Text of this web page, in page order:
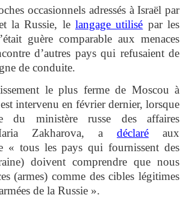
occasionnels adressés à Israël par
la Russie, le langage utilisé par les
guère comparable aux menaces
d’autres pays qui refusaient de
de conduite.
le plus ferme de Moscou à
est intervenu en février dernier, lorsque
du ministère russe des affaires
Zakharova, a déclaré aux
« tous les pays qui fournissent des
doivent comprendre que nous
(armes) comme des cibles légitimes
de la Russie ».